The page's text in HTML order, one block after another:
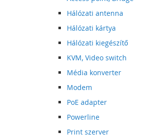
Hálózati antenna
Hálózati kártya
Hálózati kiegészítő
KVM, Video switch
Média konverter
Modem
PoE adapter
Powerline
Print szerver